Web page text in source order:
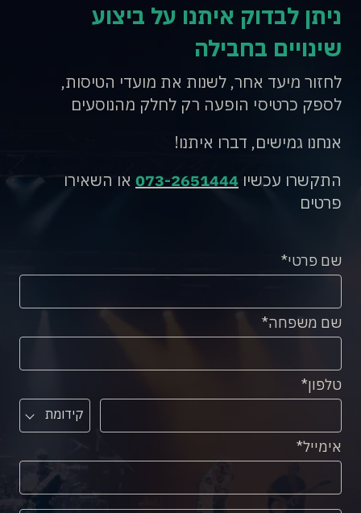
ניתן לבדוק איתנו על ביצוע
שינויים בחבילה
לחזור מיעד אחר, לשנות את מועדי הטיסות,
לספק כרטיסי הופעה רק לחלק מהנוסעים
אנחנו גמישים, דברו איתנו!
התקשרו עכשיו 073-2651444 או השאירו
פרטים
שם פרטי
שם משפחה
טלפון
קידומת
אימייל